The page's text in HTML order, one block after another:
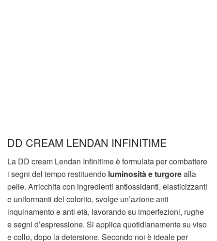
DD CREAM LENDAN INFINITIME
La DD cream Lendan Infinitime è formulata per combattere
i segni del tempo restituendo luminosità e turgorealla
pelle. Arricchita con ingredienti antiossidanti, elasticizzanti
e uniformanti del colorito, svolge un’azione anti
inquinamento e anti età, lavorando su imperfezioni, rughe
e segni d’espressione. Si applica quotidianamente su viso
e collo, dopo la detersione. Secondo noi è ideale per